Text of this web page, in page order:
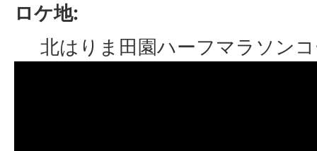
ロケ地:
北はりま田園ハーフマラソン